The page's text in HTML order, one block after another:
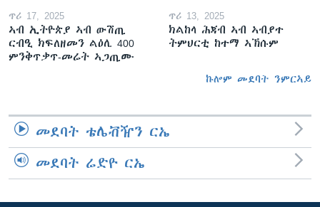
ጥሪ 17, 2025
ኣብ ኢትዮጵያ ኣብ ውሽጢ
ርብዒ ክፍለዘመን ልዕሊ 400
ምንቅጥቃጥ-መሬት ኣጋጢሙ
ጥሪ 13, 2025
ክልከላ ሕጃብ ኣብ ኣብያተ
ትምህርቲ ከተማ ኣኽሱም
ኩሎም መደባት ንምርኣይ
መደባት ቴሌቭዥን ርኤ
መደባት ሬድዮ ርኤ